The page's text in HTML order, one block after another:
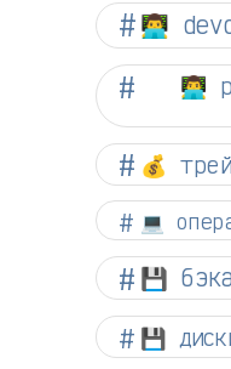
👨‍💻
💰
💻
💾
💾